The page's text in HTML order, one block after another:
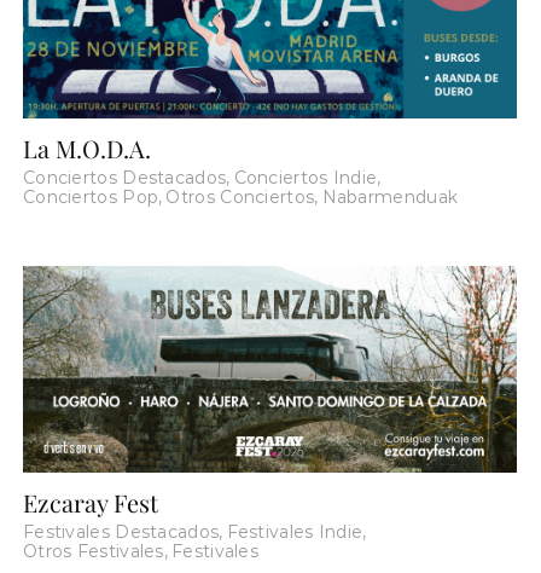
La M.O.D.A.
Conciertos Destacados, Conciertos Indie,
Conciertos Pop, Otros Conciertos, Nabarmenduak
Ezcaray Fest
Festivales Destacados, Festivales Indie,
Otros Festivales, Festivales